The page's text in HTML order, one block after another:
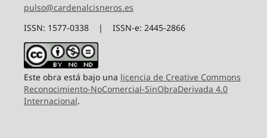
pulso@cardenalcisneros.es
ISSN: 1577-0338 | ISSN-e: 2445-2866
Este obra está bajo una licencia de Creative Commons
Reconocimiento-NoComercial-SinObraDerivada 4.0
Internacional.